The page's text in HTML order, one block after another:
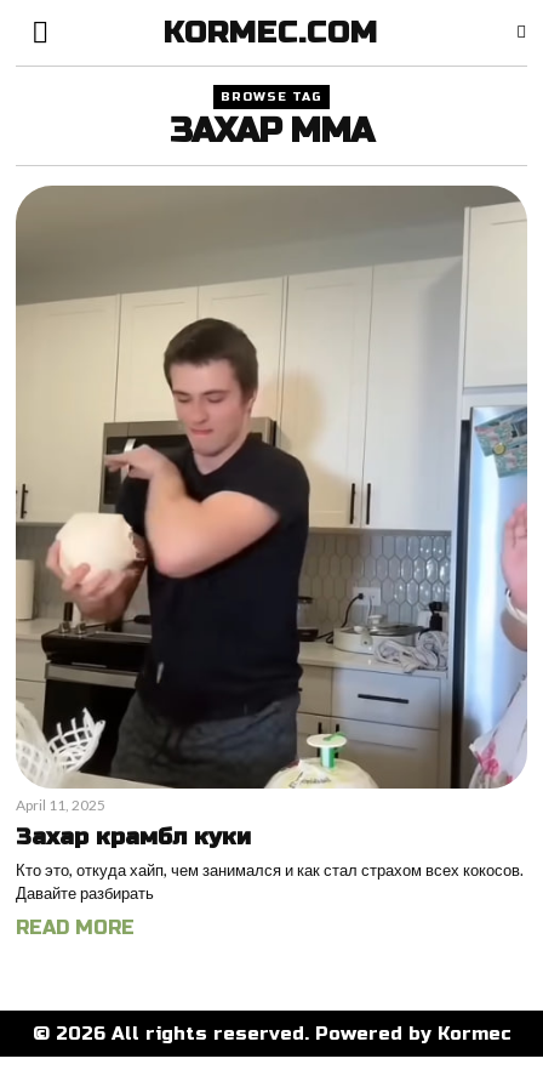
KORMEC.COM
BROWSE TAG
ЗАХАР MMA
April 11, 2025
Захар крамбл куки
Кто это, откуда хайп, чем занимался и как стал страхом всех кокосов.
Давайте разбирать
READ MORE
© 2026All rights reserved. Powered by Kormec